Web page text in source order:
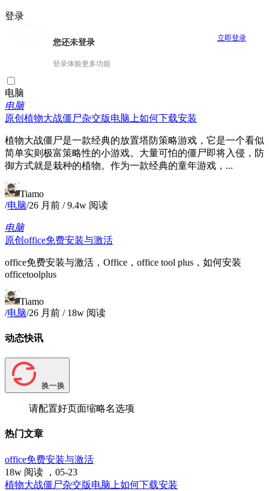
登录
您还未登录
登录体验更多功能
立即登录
电脑
电脑
原创 植物大战僵尸杂交版电脑上如何下载安装
植物大战僵尸是一款经典的放置塔防策略游戏，它是一个看似
简单实则极富策略性的小游戏。大量可怕的僵尸即将入侵，防
御方式就是栽种的植物。作为一款经典的童年游戏，...
Tiamo
/电脑/26 月前 /9.4w 阅读
电脑
原创 office免费安装与激活
office免费安装与激活，Office，office tool plus，如何安装
officetoolplus
Tiamo
/电脑/26 月前 /18w 阅读
动态快讯
换一换
请配置好页面缩略名选项
热门文章
office免费安装与激活
18w 阅读 ， 05-23
植物大战僵尸杂交版电脑上如何下载安装